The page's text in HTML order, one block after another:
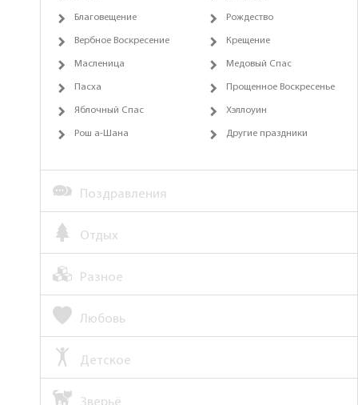
Благовещение Рождество
Вербное Воскресение Крещение
Масленица Медовый Спас
Пасха Прощенное Воскресенье
Яблочный Спас Хэллоуин
Рош а-Шана Другие праздники
Поздравления
Отдых
Разное
Любовь
Детское
Зверьё